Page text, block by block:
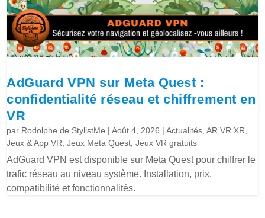
AdGuard VPN sur Meta Quest :
confidentialité réseau et chiffrement en
VR
par Rodolphe de StylistMe |Août 4, 2026 |Actualités ,AR VR XR
Jeux & App VR ,Jeux Meta Quest ,Jeux VR gratuits
AdGuard VPN est disponible sur Meta Quest pour chiffrer le
trafic réseau au niveau système. Installation, prix,
compatibilité et fonctionnalités.